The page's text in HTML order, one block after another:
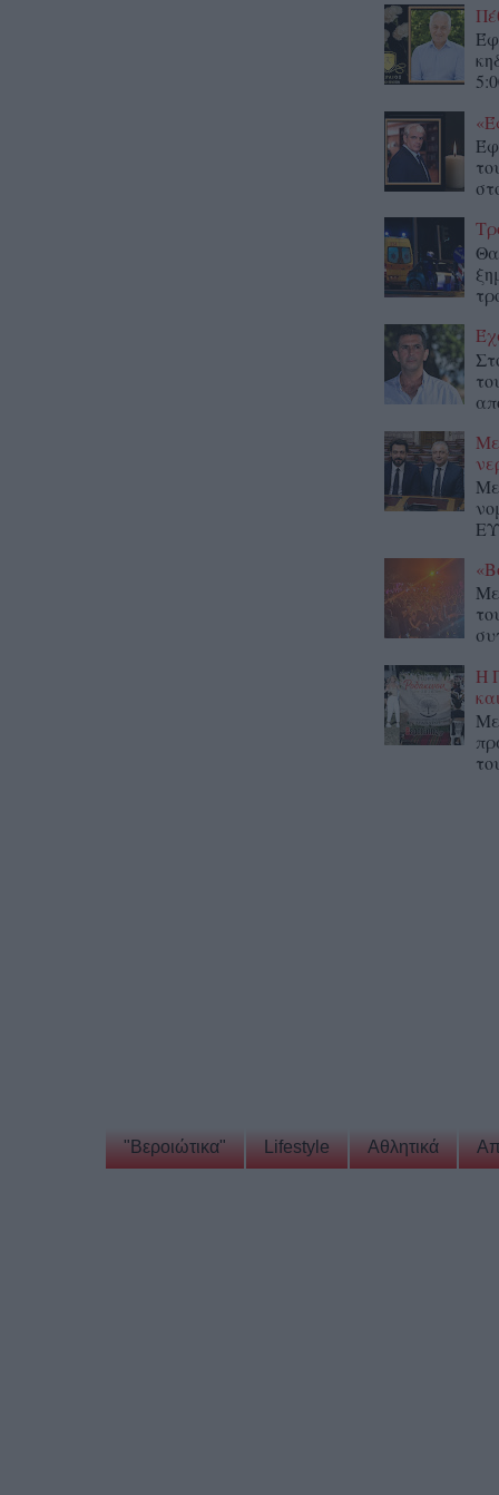
Με
Η
"Βεροιώτικα" Lifestyle Αθλητικά